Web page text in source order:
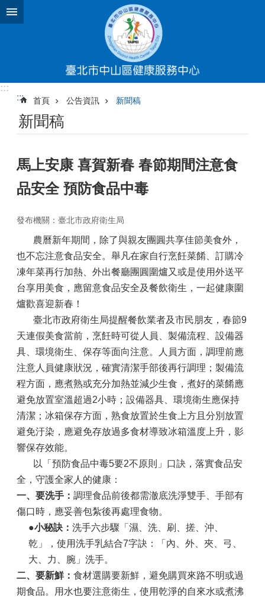
跳到主要內容區塊
:::
:::
首頁 公告資訊 新聞稿
新聞稿
馬上安康 喜賀新春 春節期間注意食
品安全 預防食品中毒
發布機關：臺北市政府衛生局
農曆新年期間，除了與親友團圓共享佳節美食外，
也不忘注意食品安全。舉凡在家自行烹飪菜餚、訂購冷
凍年菜再行加熱、外出餐廳團圓圍爐又或是使用外送平
台享用美食，應留意食品安全及餐飲衛生，一起健康圍
爐歡喜迎新春！
臺北市政府衛生局提醒餐飲業者及市民朋友，春節9
天連假美食當前，烹飪時可從人員、製備流程、設備器
具、環境衛生、保存等面向注意。人員方面，調理前應
注意人員健康狀況，確實清潔手部後再行調理；製備流
程方面，應煮熟或充分加熱並減少生食，煮好的菜餚應
避免放置室溫超過2小時；設備器具、環境衛生應保持
清潔；冰箱保存方面，熟食放置於生食上方且分別放置
避免汙染，應避免存放過多食材導致冰箱溫度上升，影
響保存效能。
以「預防食品中毒5要2不原則」口訣，落實食品安
全，守護全家人的健康：
一、要洗手： 調理食品前後都需澈底洗淨雙手、手部有
傷口時，應妥善包紮後再處理食物。
●小秘訣： 洗手六步驟「濕、洗、刷、搓、沖、
乾」，使用洗手乳結合7字訣：「內、外、夾、弓、
大、力、腕」洗手。
二、要新鮮： 食材選購要新鮮，避免購買來路不明或過
期食品。用水也要注意衛生，使用乾淨的自來水或煮沸